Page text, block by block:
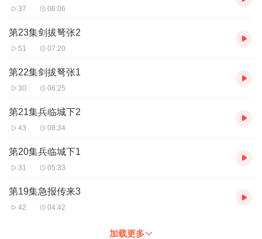
37 06:06
第23集剑拔弩张2
51 07:20
第22集剑拔弩张1
30 06:25
第21集兵临城下2
43 08:34
第20集兵临城下1
31 05:33
第19集急报传来3
42 04:42
加载更多